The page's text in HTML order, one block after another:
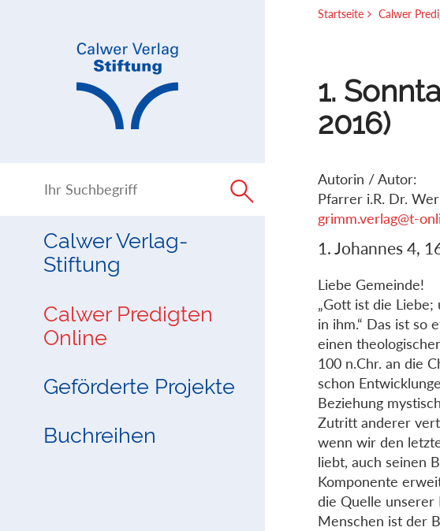
Calwer Verlag-
Stiftung
Calwer Predigten
Online
Geförderte Projekte
Buchreihen
Startseite Calwer
1.
2016)
Autorin / Autor:
Pfarrer i.R. Dr.
grimm.verlag@t-
1. Johannes 4,
Liebe Gemeinde!
„Gott ist die
in ihm.“ Das ist so
einen
100 n.Chr. an die
schon
Beziehung
Zutritt anderer
wenn wir den
liebt, auch seinen
Komponente
die Quelle unserer
Menschen ist der